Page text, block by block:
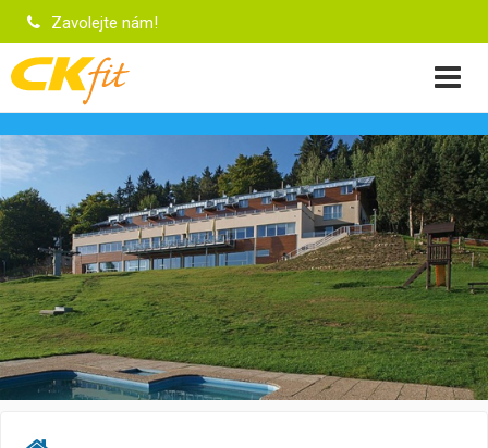
Zavolejte nám!